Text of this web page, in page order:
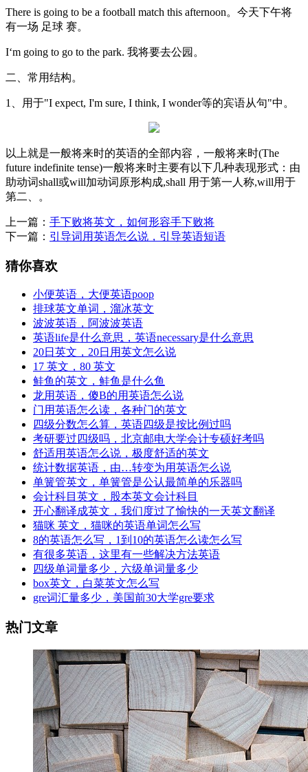
There is going to be a football match this afternoon。今天下午将
有一场 足球 赛。
I‘m going to go to the park. 我将要去公园。
二、常用结构。
1、用于"I expect, I'm sure, I think, I wonder等的宾语从句"中。
以上就是一般将来时的英语的全部内容，一般将来时(The
future indefinite tense)一般将来时主要有以下几种表现形式：由
助动词shall或will加动词原形构成,shall 用于第一人称,will用于
第二、。
上一篇： 手下败将英文，如何形容手下败将
下一篇： 引导词用英语怎么说，引导英语短语
猜你喜欢
小便英语，大便英语poop
排球英文单词，溜冰英文
波波英语，阿波波英语
英语life是什么意思，英语necessary是什么意思
20日英文，20日用英文怎么说
17 英文，80 英文
鲑鱼的英文，鲑鱼是什么鱼
龙用英语，傻B的用英语怎么说
门用英语怎么读，各种门的英文
四级分数怎么算，英语四级是按比例过吗
考研要过四级吗，北京邮电大学会计专硕好考吗
舒适用英语怎么说，极度舒适的英文
统计数据英语，由…转变为用英语怎么说
单簧管英文，单簧管是公认最简单的乐器吗
会计科目英文，股本英文会计科目
开心翻译成英文，我们度过了愉快的一天英文翻译
猫咪 英文，猫咪的英语单词怎么写
8的英语怎么写，1到10的英语怎么读怎么写
有很多英语，这里有一些解决方法英语
四级单词量多少，六级单词量多少
box英文，白菜英文怎么写
gre词汇量多少，美国前30大学gre要求
热门文章